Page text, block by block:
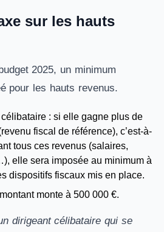
sur les hauts
2025, un minimum
pour les hauts revenus.
: si elle gagne plus de
fiscal de référence), c’est-à-
tous ces revenus (salaires,
elle sera imposée au minimum à
dispositifs fiscaux mis en place.
monte à 500 000 €.
dirigeant célibataire qui se